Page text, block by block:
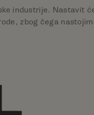
industrije. Nastavit
zbog čega